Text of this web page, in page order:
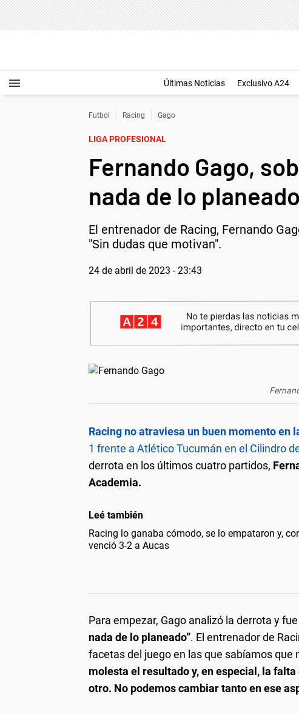
Últimas Noticias Exclusivo A24
Futbol Racing Gago
LIGA PROFESIONAL
Fernando Gago,
nada de lo
El entrenador de Racing, Fernando
"Sin dudas que motivan".
24 de abril de 2023 - 23:43
Racing no atraviesa un buen momento en
1 frente a Atlético Tucumán en el Cilindro
derrota en los últimos cuatro partidos,
Academia.
Leé también
Racing lo ganaba cómodo, se lo empataron y,
venció 3-2 a Aucas
Para empezar, Gago analizó la derrota y
nada de lo planeado”. El entrenador de
facetas del juego en las que sabíamos que
molesta el resultado y, en especial, la
otro. No podemos cambiar tanto en ese